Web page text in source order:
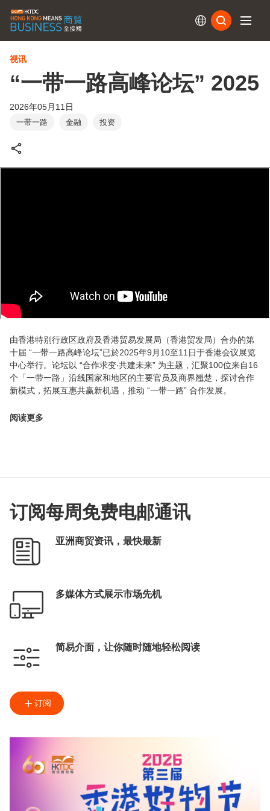
视讯
“一带一路高峰论坛” 2025
2026年05月11日
一带一路 金融 投资
由香港特别行政区政府及香港贸易发展局（香港贸发局）合办的第
十届 “一带一路高峰论坛”已於2025年9月10至11日于香港会议展览
中心举行。论坛以 “合作求变‧共建未来” 为主题，汇聚100位来自16
个「一带一路」沿线国家和地区的主要官员及商界翘楚，探讨合作
新模式，拓展互惠共赢新机遇，推动 “一带一路” 合作发展。
阅读更多
订阅每周免费电邮通讯
亚洲商贸资讯，最快最新
多媒体方式展示市场先机
简易介面，让你随时随地轻松阅读
订阅